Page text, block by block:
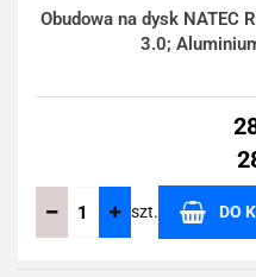
Obudowa na dysk NATEC
3.0;
szt. DO